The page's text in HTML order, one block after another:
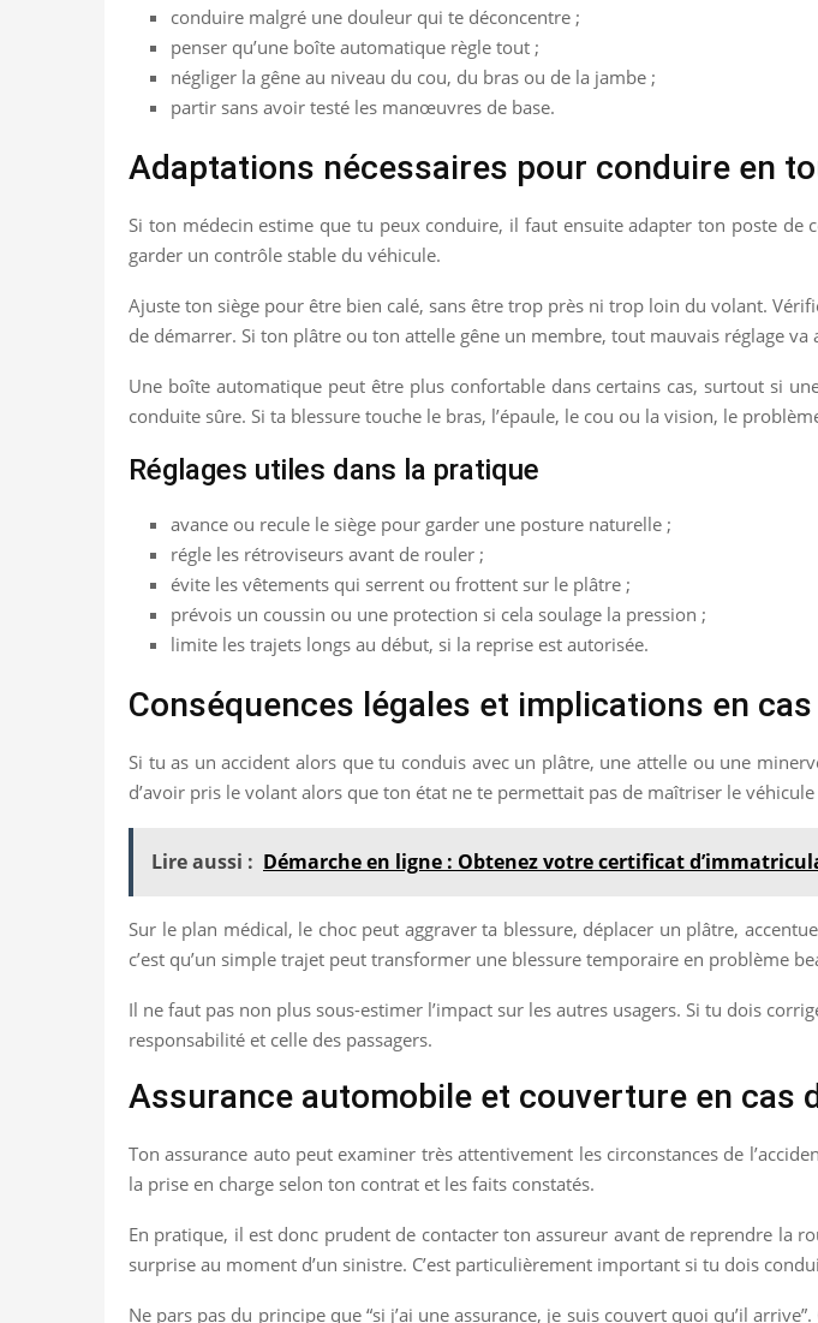
conduire malgré une douleur qui te déconcentre ;
penser qu’une boîte automatique règle tout ;
négliger la gêne au niveau du cou, du bras ou de la jambe ;
partir sans avoir testé les manœuvres de base.
Adaptations nécessaires pour conduire en
Si ton médecin estime que tu peux conduire, il faut ensuite adapter ton poste
garder un contrôle stable du véhicule.
Ajuste ton siège pour être bien calé, sans être trop près ni trop loin du volant.
de démarrer. Si ton plâtre ou ton attelle gêne un membre, tout mauvais réglage
Une boîte automatique peut être plus confortable dans certains cas, surtout si
conduite sûre. Si ta blessure touche le bras, l’épaule, le cou ou la vision, le
Réglages utiles dans la pratique
avance ou recule le siège pour garder une posture naturelle ;
régle les rétroviseurs avant de rouler ;
évite les vêtements qui serrent ou frottent sur le plâtre ;
prévois un coussin ou une protection si cela soulage la pression ;
limite les trajets longs au début, si la reprise est autorisée.
Conséquences légales et implications en cas
Si tu as un accident alors que tu conduis avec un plâtre, une attelle ou une
d’avoir pris le volant alors que ton état ne te permettait pas de maîtriser le
Lire aussi : Démarche en ligne : Obtenez votre certificat
Sur le plan médical, le choc peut aggraver ta blessure, déplacer un plâtre,
c’est qu’un simple trajet peut transformer une blessure temporaire en problème
Il ne faut pas non plus sous-estimer l’impact sur les autres usagers. Si tu dois
responsabilité et celle des passagers.
Assurance automobile et couverture en cas
Ton assurance auto peut examiner très attentivement les circonstances de
la prise en charge selon ton contrat et les faits constatés.
En pratique, il est donc prudent de contacter ton assureur avant de reprendre la
surprise au moment d’un sinistre. C’est particulièrement important si tu dois
Ne pars pas du principe que “si j’ai une assurance, je suis couvert quoi qu’il